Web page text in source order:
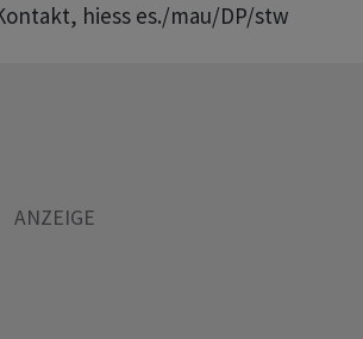
hiess es./mau/DP/stw